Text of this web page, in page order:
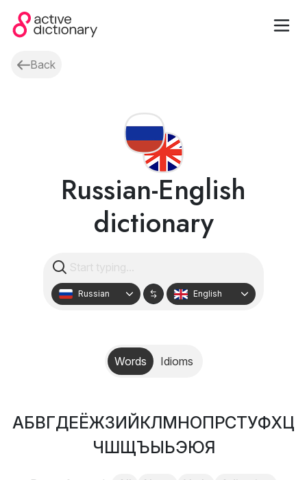
Back
Russian-English
dictionary
Russian English
Words Idioms
АБВГДЕЁЖЗИЙКЛМНОПРСТУФХЦ
ЧШЩЪЫЬЭЮЯ